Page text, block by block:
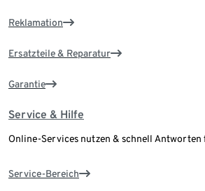
Reklamation
Ersatzteile & Reparatur
Garantie
Service & Hilfe
Online-Services nutzen & schnell Antworten
Service-Bereich